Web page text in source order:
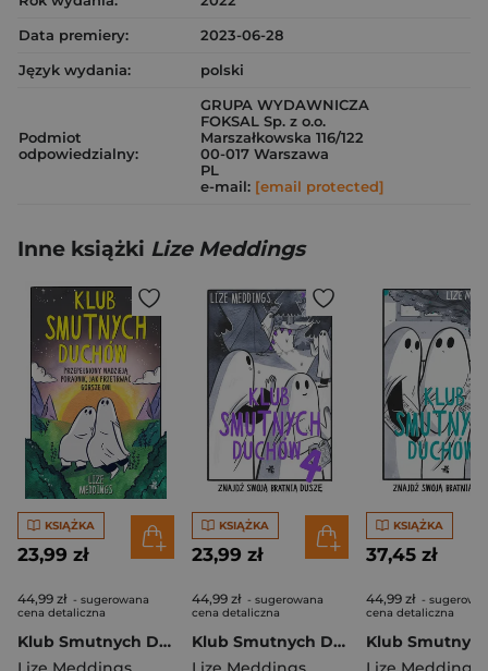
Data premiery:
2023-06-28
Język wydania:
polski
Podmiot
odpowiedzialny:
GRUPA WYDAWNICZA
FOKSAL Sp. z o.o.
Marszałkowska 116/122
00-017 Warszawa
PL
e-mail: [email protected]
Inne książki Lize Meddings
KSIĄŻKA
23,99 zł
44,99 zł - sugerowana
cena detaliczna
Klub Smutnych Duchów. Przepełniony nadzieją poradnik, jak przetrwać gorsze dni
KSIĄŻKA
23,99 zł
44,99 zł - sugerowana
cena detaliczna
Klub Smutnych Duchów. Znajdź swoją bratnią duszę. Tom 4
KSIĄŻKA
37,45 zł
44,99 zł -
cena detaliczna